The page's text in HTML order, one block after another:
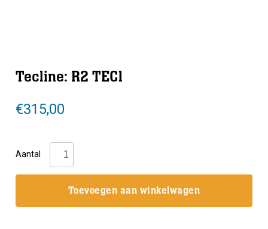
Tecline: R2 TEC1
€315,00
Aantal
Tecline:
R2
Toevoegen aan winkelwagen